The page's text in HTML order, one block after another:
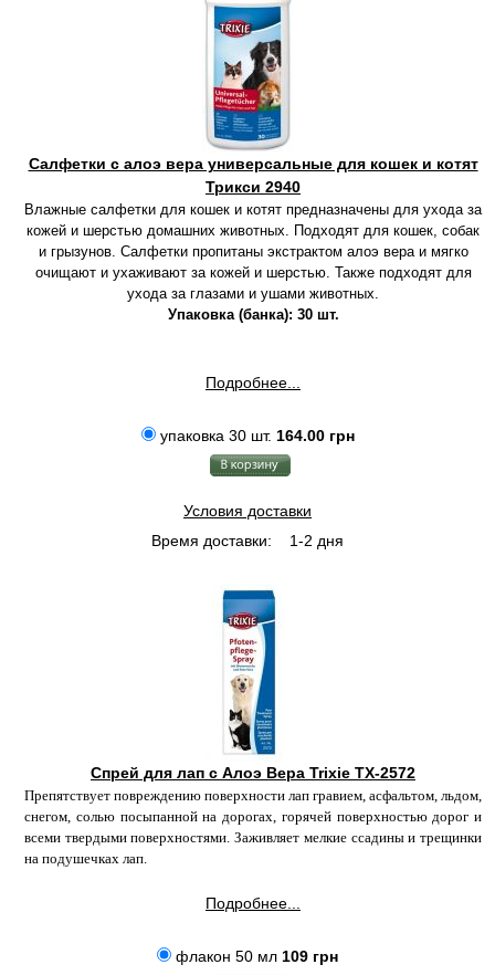
Салфетки с алоэ вера универсальные для кошек и котят
Трикси 2940
Влажные салфетки для кошек и котят предназначены для ухода за
кожей и шерстью домашних животных. Подходят для кошек, собак
и грызунов. Салфетки пропитаны экстрактом алоэ вера и мягко
очищают и ухаживают за кожей и шерстью. Также подходят для
ухода за глазами и ушами животных.
Упаковка (банка): 30 шт.
Подробнее...
упаковка 30 шт. 164.00 грн
Условия доставки
Время доставки:
1-2 дня
Спрей для лап с Алоэ Вера Trixie TX-2572
Препятствует повреждению поверхности лап гравием, асфальтом, льдом,
снегом, солью посыпанной на дорогах, горячей поверхностью дорог и
всеми твердыми поверхностями. Заживляет мелкие ссадины и трещинки
на подушечках лап.
Подробнее...
флакон 50 мл 109 грн